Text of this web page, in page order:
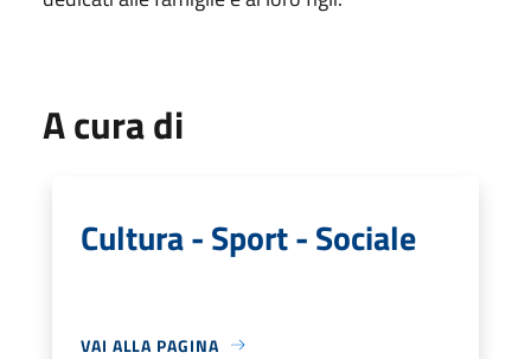
A cura di
Cultura - Sport - Sociale
VAI ALLA PAGINA